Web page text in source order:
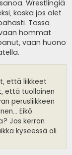
Wrestlingiä
koska jos olet
Tässä
hommat
vaan huono
että liikkeet
että tuollainen
perusliikkeen
Eikö
Jos kerran
kyseessä oli